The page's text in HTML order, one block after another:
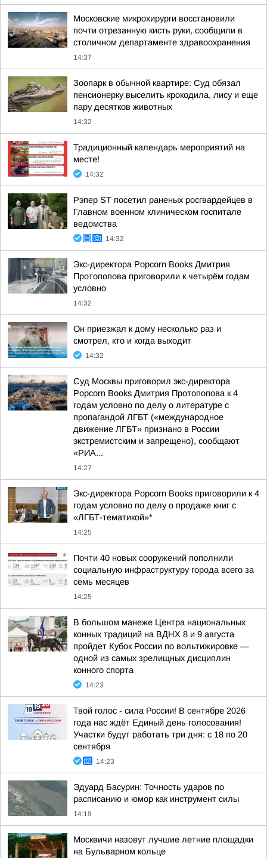
Московские микрохирурги восстановили
почти отрезанную кисть руки, сообщили в
столичном департаменте здравоохранения
14:37
Зоопарк в обычной квартире: Суд обязал
пенсионерку выселить крокодила, лису и еще
пару десятков животных
14:32
Традиционный календарь мероприятий на
месте!
14:32
Рэпер ST посетил раненых росгвардейцев в
Главном военном клиническом госпитале
ведомства
14:32
Экс-директора Popcorn Books Дмитрия
Протопопова приговорили к четырём годам
условно
14:32
Он приезжал к дому несколько раз и
смотрел, кто и когда выходит
14:32
Суд Москвы приговорил экс-директора
Popcorn Books Дмитрия Протопопова к 4
годам условно по делу о литературе с
пропагандой ЛГБТ («международное
движение ЛГБТ» признано в России
экстремистским и запрещено), сообщают
«РИА...
14:27
Экс-директора Popcorn Books приговорили к 4
годам условно по делу о продаже книг с
«ЛГБТ-тематикой»*
14:25
Почти 40 новых сооружений пополнили
социальную инфраструктуру города всего за
семь месяцев
14:25
В большом манеже Центра национальных
конных традиций на ВДНХ 8 и 9 августа
пройдет Кубок России по вольтижировке —
одной из самых зрелищных дисциплин
конного спорта
14:23
Твой голос - сила России! В сентябре 2026
года нас ждёт Единый день голосования!
Участки будут работать три дня: с 18 по 20
сентября
14:23
Эдуард Басурин: Точность ударов по
расписанию и юмор как инструмент силы
14:19
Москвичи назовут лучшие летние площадки
на Бульварном кольце